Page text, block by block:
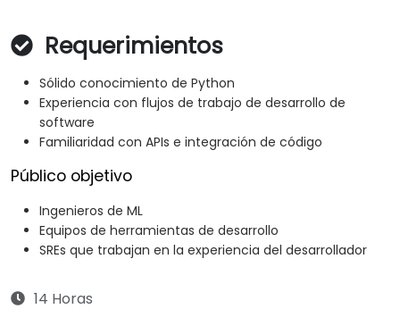
Requerimientos
Sólido conocimiento de Python
Experiencia con flujos de trabajo de desarrollo de
software
Familiaridad con APIs e integración de código
Público objetivo
Ingenieros de ML
Equipos de herramientas de desarrollo
SREs que trabajan en la experiencia del desarrollador
14 Horas